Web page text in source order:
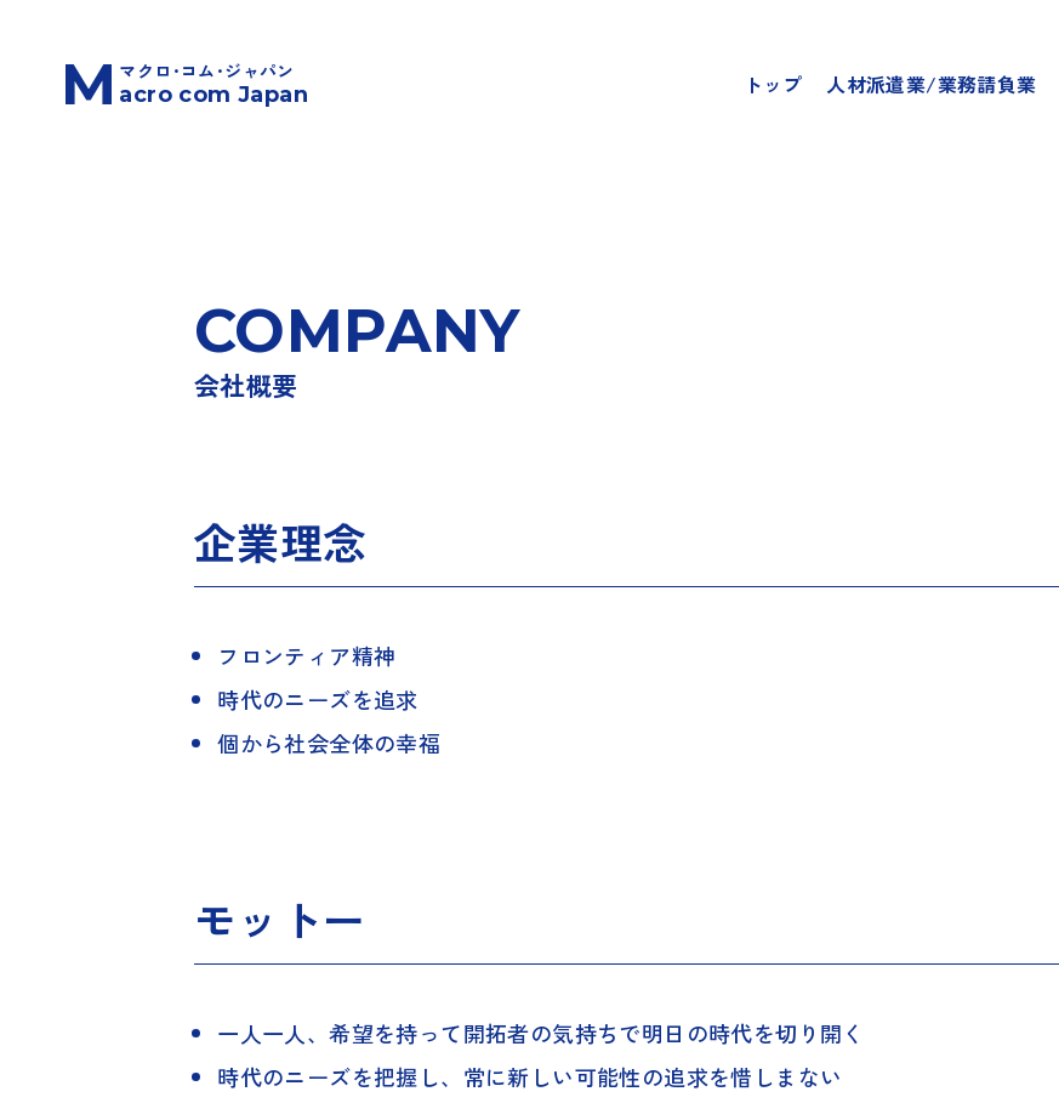
M マクロ･コム･ジャパン
acro com Japan トップ 人材派遣業/業務請負業
COMPANY
会社概要
企業理念
フロンティア精神
時代のニーズを追求
個から社会全体の幸福
モットー
一人一人、希望を持って開拓者の気持ちで明日の時代を切り開く
時代のニーズを把握し、常に新しい可能性の追求を惜しまない